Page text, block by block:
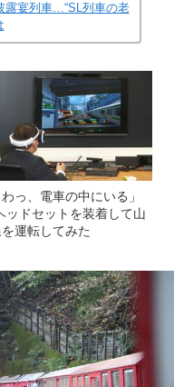
露宴列車…“SL列車の老
わっ、電車の中にいる」
ッドセットを装着して山
運転してみた